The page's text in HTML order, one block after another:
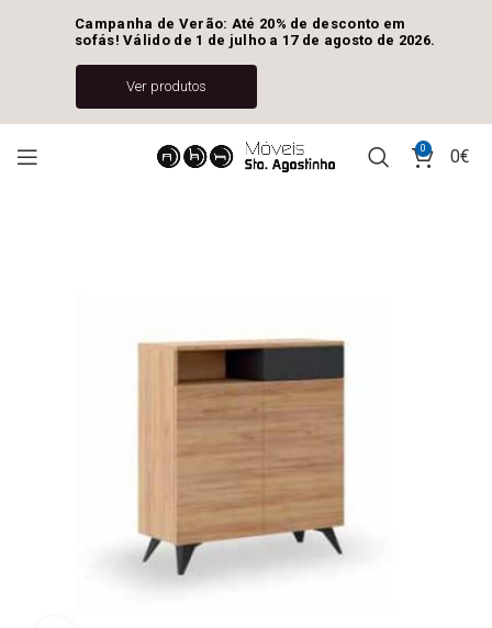
0 0€
Campanha de Verão: Até 20% de desconto em
sofás! Válido de 1 de julho a 17 de agosto de 2026.
Ver produtos